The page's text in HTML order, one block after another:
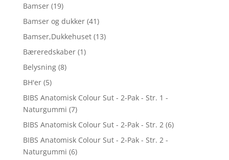
Bamser (19)
Bamser og dukker (41)
Bamser,Dukkehuset (13)
Bæreredskaber (1)
Belysning (8)
BH'er (5)
BIBS Anatomisk Colour Sut - 2-Pak - Str. 1 -
Naturgummi (7)
BIBS Anatomisk Colour Sut - 2-Pak - Str. 2 (6)
BIBS Anatomisk Colour Sut - 2-Pak - Str. 2 -
Naturgummi (6)